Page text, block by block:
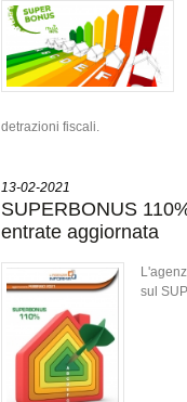
detrazioni fiscali.
13-02-2021
SUPERBONUS
entrate aggiornata
sul